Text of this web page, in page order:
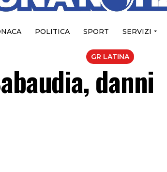
POLITICA SPORT SERVIZI
GR LATINA
danni